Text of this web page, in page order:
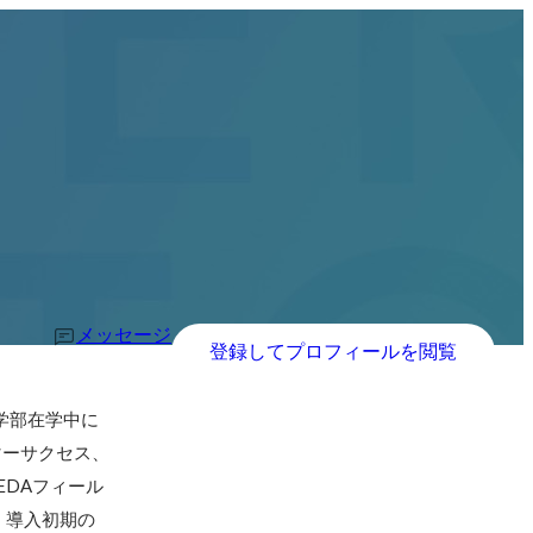
メッセージ
登録してプロフィールを閲覧
部在学中に
サクセス、
フィール
導入初期の